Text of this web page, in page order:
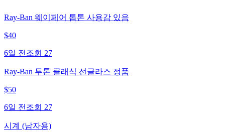
Ray-Ban 웨이페어 톱톤 사용감 있음
$40
6일 전 조회 27
Ray-Ban 투톤 클래식 선글라스 정품
$50
6일 전 조회 27
시계 (남자용)